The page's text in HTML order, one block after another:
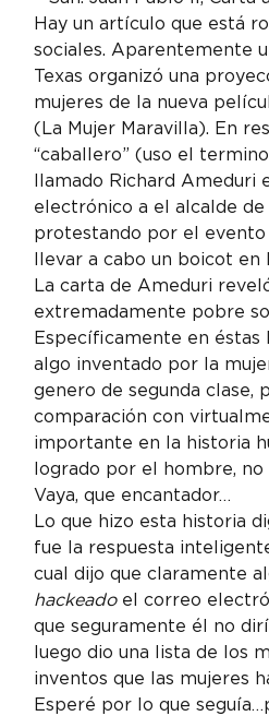
Hay un artículo que está
sociales. Aparentemente
Texas organizó una
mujeres de la nueva
(La Mujer Maravilla). En
“caballero” (uso el
llamado Richard Ameduri
electrónico a el alcalde
protestando por el evento
llevar a cabo un boicot en
La carta de Ameduri
extremadamente pobre
Específicamente en éstas
algo inventado por la
genero de segunda clase,
comparación con
importante en la historia
logrado por el hombre, no
Vaya, que encantador…
Lo que hizo esta historia
fue la respuesta
cual dijo que claramente
hackeado el correo
que seguramente él no
luego dio una lista de los
inventos que las mujeres
Esperé por lo que